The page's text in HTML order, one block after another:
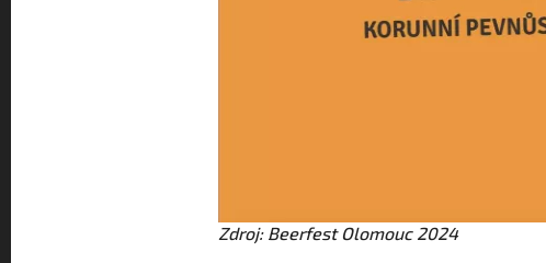
Zdroj: Beerfest Olomouc 2024